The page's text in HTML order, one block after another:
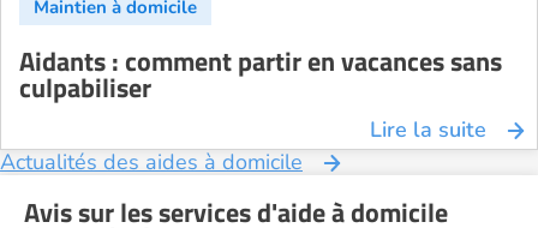
Aidants : comment partir en vacances sans
culpabiliser
Lire la suite
Actualités des aides à domicile
Avis sur les services d'aide à domicile